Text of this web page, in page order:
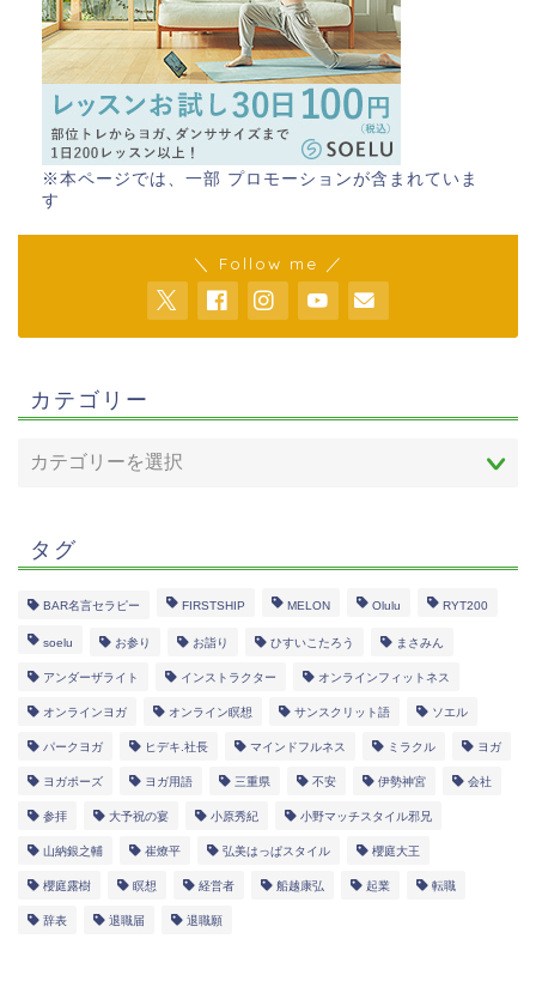
※本ページでは、一部 プロモーションが含まれていま
す
＼ Follow me ／
カテゴリー
タグ
BAR名言セラピー FIRSTSHIP MELON Olulu RYT200
soelu お参り お詣り ひすいこたろう まさみん
アンダーザライト インストラクター オンラインフィットネス
オンラインヨガ オンライン瞑想 サンスクリット語 ソエル
パークヨガ ヒデキ.社長 マインドフルネス ミラクル ヨガ
ヨガポーズ ヨガ用語 三重県 不安 伊勢神宮 会社
参拝 大予祝の宴 小原秀紀 小野マッチスタイル邪兄
山納銀之輔 崔燎平 弘美はっぱスタイル 櫻庭大王
櫻庭露樹 瞑想 経営者 船越康弘 起業 転職
辞表 退職届 退職願